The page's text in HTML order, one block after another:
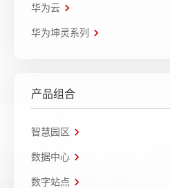
华为云
华为坤灵系列
产品组合
智慧园区
数据中心
数字站点